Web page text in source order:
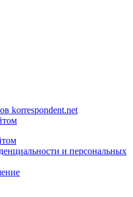
korrespondent.net
и персональных